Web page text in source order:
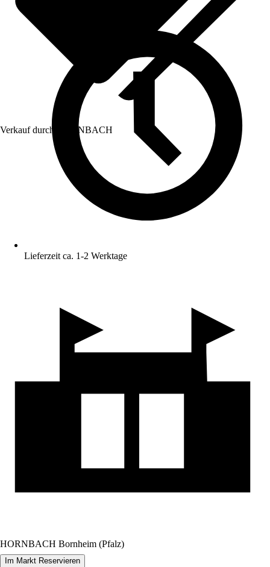
Verkauf durch: HORNBACH
Lieferzeit ca. 1-2 Werktage
HORNBACH Bornheim (Pfalz)
Im Markt Reservieren